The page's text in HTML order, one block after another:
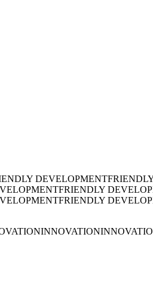
DEVELOPMENT
FRIENDLY
FRIENDLY
INNOVATION